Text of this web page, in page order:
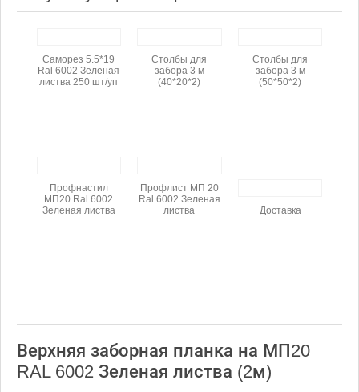
Саморез 5.5*19
Ral 6002 Зеленая
листва 250 шт/уп
Столбы для
забора 3 м
(40*20*2)
Столбы для
забора 3 м
(50*50*2)
Профнастил
МП20 Ral 6002
Зеленая листва
Профлист МП 20
Ral 6002 Зеленая
листва
Доставка
Верхняя заборная планка на МП20
RAL 6002 Зеленая листва (2м)